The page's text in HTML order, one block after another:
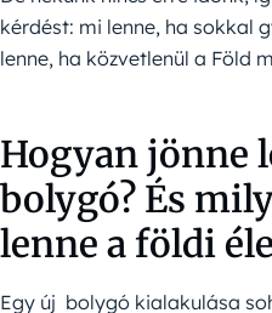
kérdést: mi lenne, ha sokkal
lenne, ha közvetlenül a Föld
Hogyan jönne
bolygó? És
lenne a földi
Egy új bolygó kialakulása